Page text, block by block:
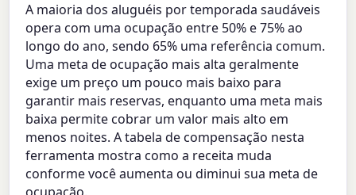
A maioria dos aluguéis por temporada saudáveis
opera com uma ocupação entre 50% e 75% ao
longo do ano, sendo 65% uma referência comum.
Uma meta de ocupação mais alta geralmente
exige um preço um pouco mais baixo para
garantir mais reservas, enquanto uma meta mais
baixa permite cobrar um valor mais alto em
menos noites. A tabela de compensação nesta
ferramenta mostra como a receita muda
conforme você aumenta ou diminui sua meta de